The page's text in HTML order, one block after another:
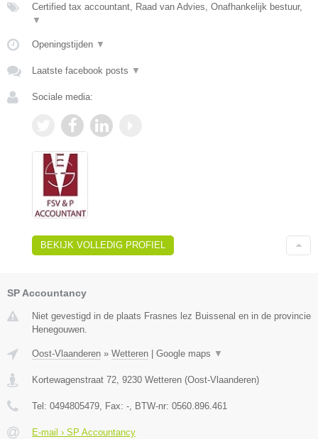
Certified tax accountant, Raad van Advies, Onafhankelijk bestuur,
▼
Openingstijden ▼
Laatste facebook posts ▼
Sociale media:
BEKIJK VOLLEDIG PROFIEL
SP Accountancy
Niet gevestigd in de plaats Frasnes lez Buissenal en in de provincie
Henegouwen.
Oost-Vlaanderen » Wetteren Google maps ▼
Kortewagenstraat 72 9230 Wetteren (Oost-Vlaanderen)
Tel: 0494805479 , Fax: - , BTW-nr: 0560.896.461
E-mail › SP Accountancy